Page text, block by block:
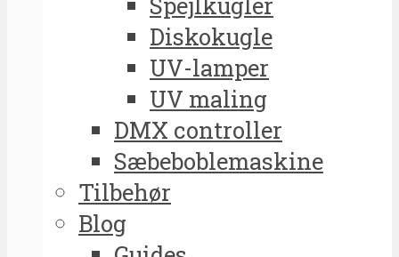
Diskokugle
UV-lamper
UV maling
DMX controller
Sæbeboblemaskine
Tilbehør
Blog